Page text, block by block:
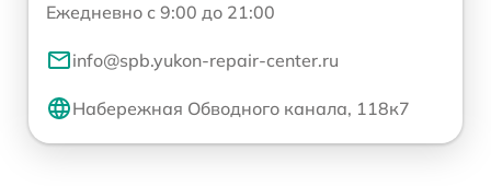
Ежедневно с 9:00 до 21:00
info@spb.yukon-repair-center.ru
Набережная Обводного канала, 118к7